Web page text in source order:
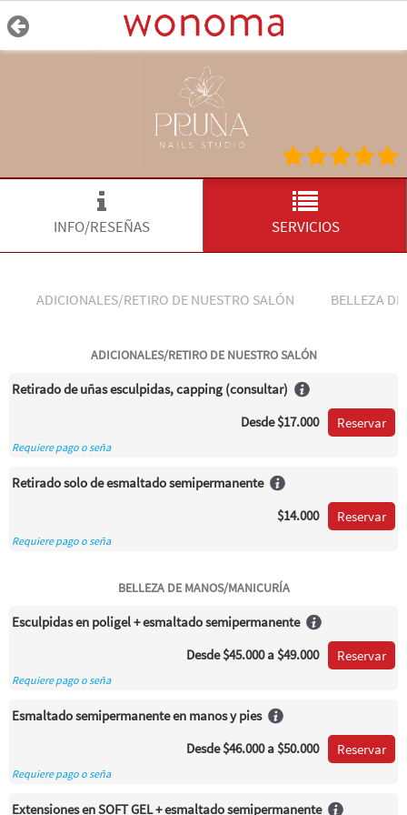
INFO/RESEÑAS SERVICIOS
ADICIONALES/RETIRO DE NUESTRO SALÓN BELLEZA
ADICIONALES/RETIRO DE NUESTRO SALÓN
Retirado de uñas esculpidas, capping (consultar)
Desde$17.000 Reservar
Requiere pago o seña
Retirado solo de esmaltado semipermanente
$14.000
Reservar
Requiere pago o seña
BELLEZA DE MANOS/MANICURÍA
Esculpidas en poligel + esmaltado semipermanente
Desde$45.000a $49.000 Reservar
Requiere pago o seña
Esmaltado semipermanente en manos y pies
Desde$46.000a $50.000 Reservar
Requiere pago o seña
Extensiones en SOFT GEL + esmaltado semipermanente